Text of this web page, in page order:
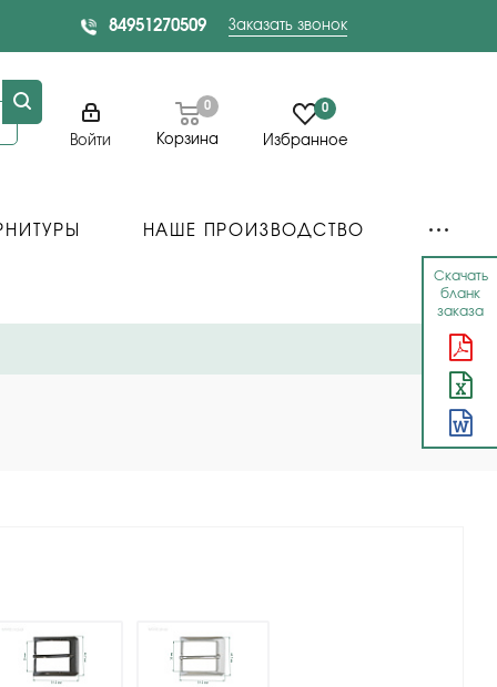
Скачать
бланк
заказа
84951270509 Заказать звонок
Войти Корзина
0 0
Избранное
НАШЕ ПРОИЗВОДСТВО